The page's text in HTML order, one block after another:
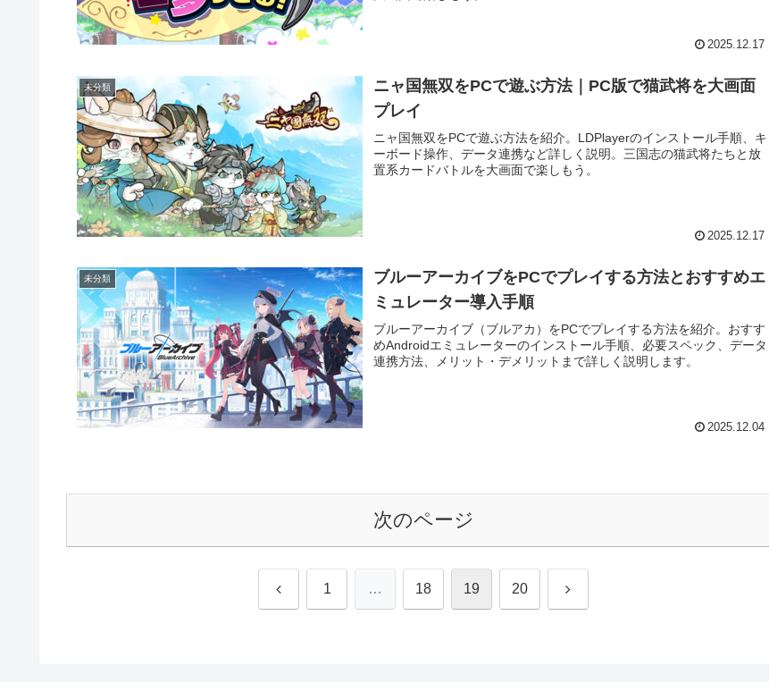
2025.12.17
未分類
ニャ国無双をPCで遊ぶ方法｜PC版で猫武将を大画面
プレイ
ニャ国無双をPCで遊ぶ方法を紹介。LDPlayerのインストール手順、キ
ーボード操作、データ連携など詳しく説明。三国志の猫武将たちと放
置系カードバトルを大画面で楽しもう。
2025.12.17
未分類
ブルーアーカイブをPCでプレイする方法とおすすめエ
ミュレーター導入手順
ブルーアーカイブ（ブルアカ）をPCでプレイする方法を紹介。おすす
めAndroidエミュレーターのインストール手順、必要スペック、データ
連携方法、メリット・デメリットまで詳しく説明します。
2025.12.04
次のページ
前 1 … 18 19 20 次